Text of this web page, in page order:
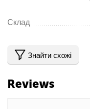
Склад
Знайти схожі
Reviews